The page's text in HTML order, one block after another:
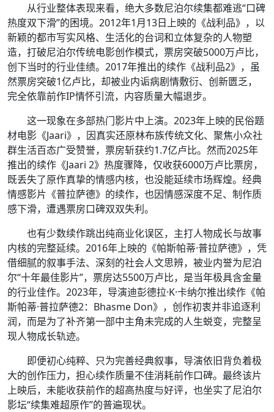
从行业整体表现来看，绝大多数尼泊尔续集都难逃“口碑
热度双下滑”的困境。2012年1月13日上映的《战利品》，以
新颖的都市写实风格、生活化的台词和立体复杂的人物塑
造，打破尼泊尔传统电影创作模式，票房突破5000万卢比，
创下当时的行业佳绩。2017年推出的续作《战利品2》，虽
然票房突破1亿卢比，却被业内诟病剧情敷衍、创新匮乏，
完全依靠前作IP情怀引流，内容质量大幅退步。
这一现象在多部热门影片中上演。2023年上映的民俗题
材电影《Jaari》，因真实还原林布族传统文化、聚焦小众社
群生活百态广受赞誉，票房斩获约1.7亿卢比。然而2025年
推出的续作《Jaari 2》热度骤降，仅收获6000万卢比票房，
既丢失了原作真挚的情感内核，也没能延续市场辉煌。经典
情感影片《普拉萨德》的续作，也因情感深度不足、制作质
感下滑，遭遇票房口碑双双失利。
也有少数续作跳出纯商业化误区，主打人物成长与故事
内核的完整延续。2016年上映的《帕斯帕蒂·普拉萨德》，凭
借细腻的叙事手法、深刻的社会人文思辨，被业内誉为尼泊
尔“十年最佳影片”，票房达5500万卢比，是当年极具含金量
的行业佳作。2023年，导演迪彭德拉·K·卡纳尔推出续作《帕
斯帕蒂·普拉萨德2：Bhasme Don》，创作初衷并非追逐利
润，而是为了补齐第一部中主角未完成的人生蜕变，完整呈
现人物成长轨迹。
即便初心纯粹、只为完善经典叙事，导演依旧背负着极
大的创作压力，担心续作质量不佳消耗前作口碑。最终该片
上映后，未能收获前作的超高热度与好评，也坐实了尼泊尔
影坛“续集难超原作”的普遍现状。